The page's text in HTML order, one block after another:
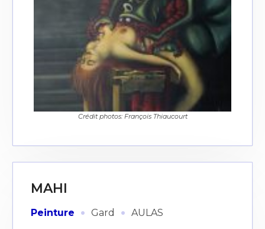
Crédit photos: François Thiaucourt
MAHI
Peinture · Gard · AULAS